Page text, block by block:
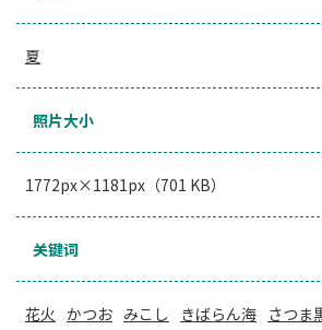
夏
照片大小
1772px×1181px（701 KB）
关键词
花火 かつお みこし きばらん海 さつま